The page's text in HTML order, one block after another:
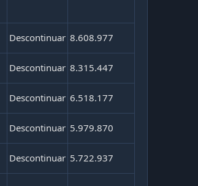
Descontinuar 8.608.977
Descontinuar 8.315.447
Descontinuar 6.518.177
Descontinuar 5.979.870
Descontinuar 5.722.937